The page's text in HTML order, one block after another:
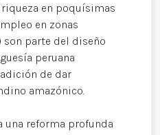
en poquísimas
en zonas
son parte del diseño
peruana
de dar
amazónico.
una reforma profunda